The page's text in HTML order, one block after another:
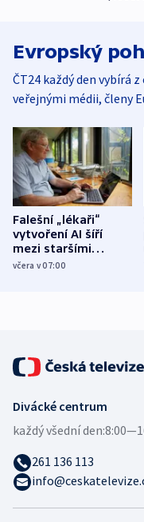
Evropský
ČT24 každý den vybírá
veřejnými médii, členy
Falešní „lékaři“
vytvoření AI šíří
mezi staršími
Poláky nebezpečné
včera v 07:00
Divácké centrum
každý všední den:
261 136 113